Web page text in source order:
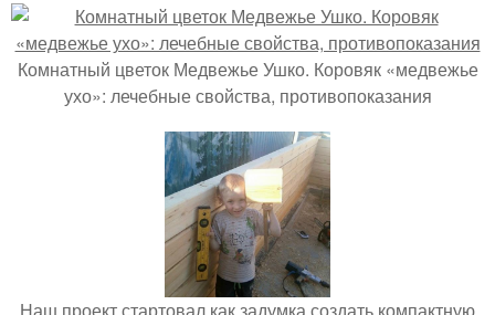
Комнатный цветок Медвежье Ушко. Коровяк «медвежье
ухо»: лечебные свойства, противопоказания